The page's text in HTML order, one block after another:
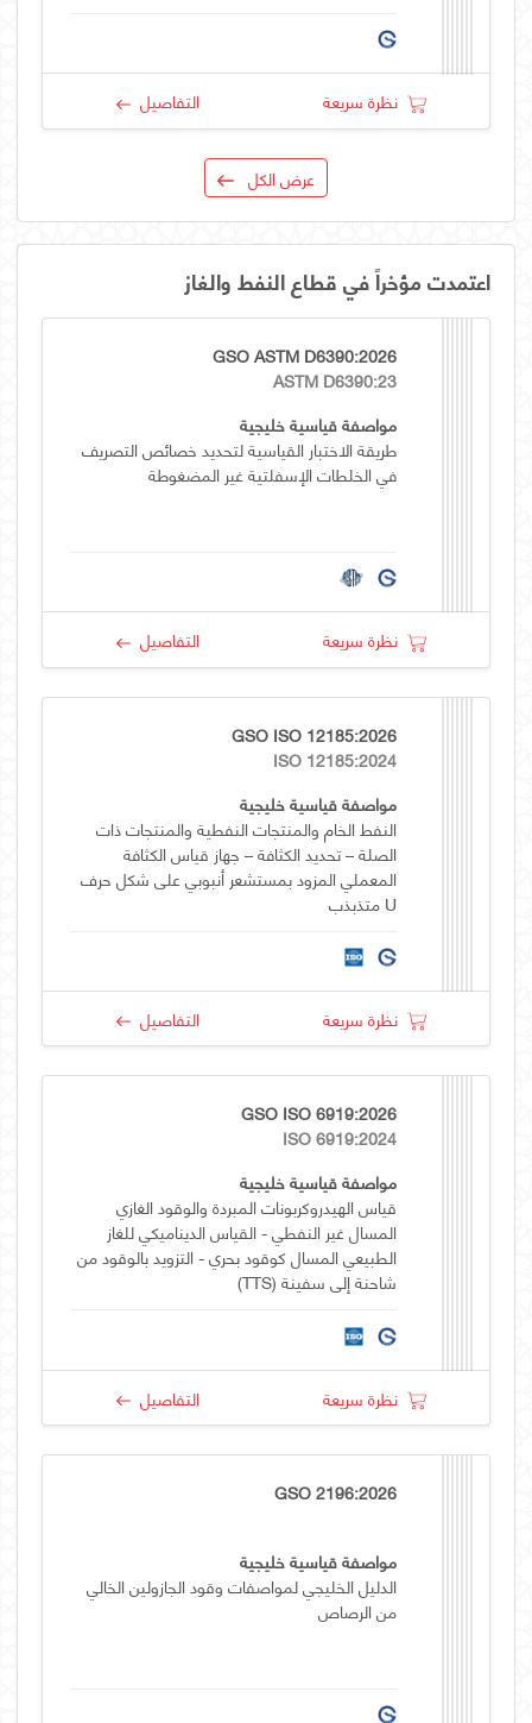
نظرة سريعة التفاصيل
عرض الكل
اعتمدت مؤخراً في قطاع النفط والغاز
GSO ASTM D6390:2026
ASTM D6390:23
مواصفة قياسية خليجية
طريقة الاختبار القياسية لتحديد خصائص التصريف
في الخلطات الإسفلتية غير المضغوطة
نظرة سريعة التفاصيل
GSO ISO 12185:2026
ISO 12185:2024
مواصفة قياسية خليجية
النفط الخام والمنتجات النفطية والمنتجات ذات
الصلة – تحديد الكثافة – جهاز قياس الكثافة
المعملي المزود بمستشعر أنبوبي على شكل حرف
U متذبذب
نظرة سريعة التفاصيل
GSO ISO 6919:2026
ISO 6919:2024
مواصفة قياسية خليجية
قياس الهيدروكربونات المبردة والوقود الغازي
المسال غير النفطي - القياس الديناميكي للغاز
الطبيعي المسال كوقود بحري - التزويد بالوقود من
شاحنة إلى سفينة (TTS)
نظرة سريعة التفاصيل
GSO 2196:2026
مواصفة قياسية خليجية
الدليل الخليجي لمواصفات وقود الجازولين الخالي
من الرصاص